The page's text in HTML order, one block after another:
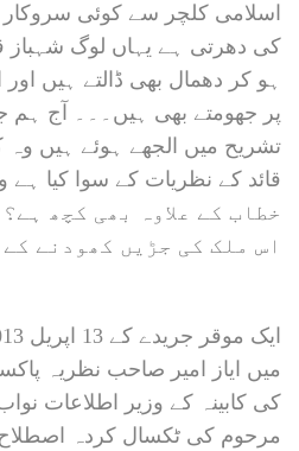
اسلامی کلچر سے کوئی سروکار
کی دھرتی ہے یہاں لوگ شہباز
ہو کر دھمال بھی ڈالتے ہیں
پر جھومتے بھی ہیں۔۔۔ آج
تشریح میں الجھے ہوئے ہیں وہ
خطاب کے علاوہ بھی کچھ
اس ملک کی جڑیں کھودنے
میں ایاز امیر صاحب نظریہ
کی کابینہ کے وزیر اطلاعات
مرحوم کی ٹکسال کردہ اصطلاح